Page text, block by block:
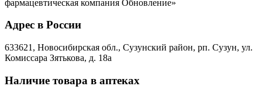
фармацевтическая компания Обновление»
Адрес в России
633621, Новосибирская обл., Сузунский район, рп. Сузун, ул.
Комиссара Зятькова, д. 18а
Наличие товара в аптеках